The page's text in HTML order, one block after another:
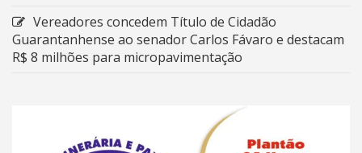
Vereadores concedem Título de Cidadão
Guarantanhense ao senador Carlos Fávaro e destacam
R$ 8 milhões para micropavimentação